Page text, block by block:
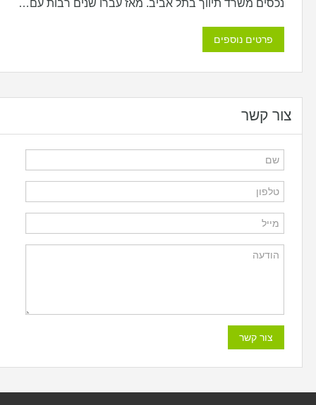
נכסים משרד תיווך בתל אביב. מאז עברו שנים רבות עם…
פרטים נוספים
צור קשר